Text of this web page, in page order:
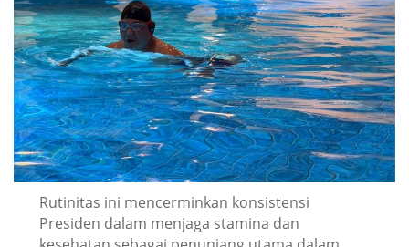
Rutinitas ini mencerminkan konsistensi
Presiden dalam menjaga stamina dan